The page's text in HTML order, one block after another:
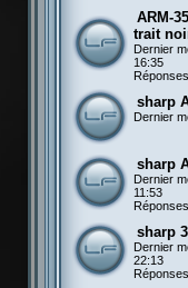
ARM-
trait
Dernier
16:35
sharp
Dernier
sharp
Dernier
11:53
sharp
Dernier
22:13